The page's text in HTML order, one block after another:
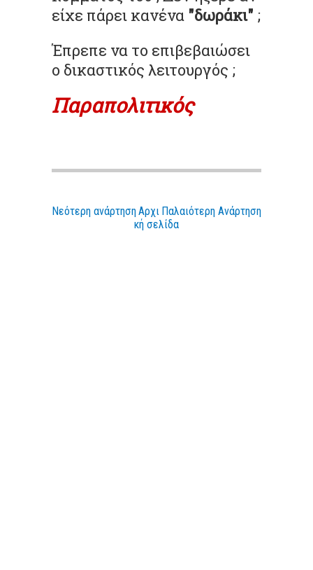
είχε πάρει κανένα "δωράκι" ;
Έπρεπε να το επιβεβαιώσει
ο δικαστικός λειτουργός ;
Παραπολιτικός
Νεότερη ανάρτηση Παλαιότερη Ανάρτηση
Αρχι
κή σελίδα